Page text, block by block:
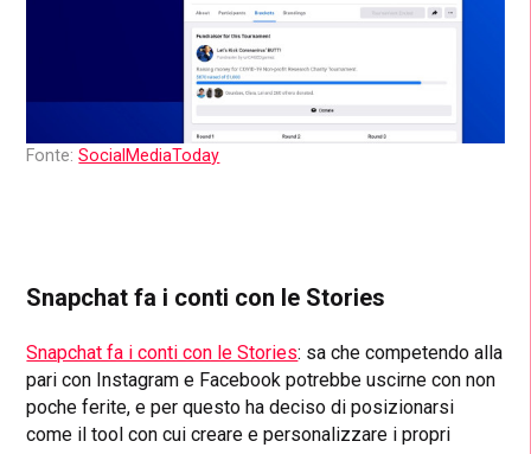
Fonte:SocialMediaToday
Snapchat fa i conti con le Stories
Snapchat fa i conti con le Stories: sa che competendo alla
pari con Instagram e Facebook potrebbe uscirne con non
poche ferite, e per questo ha deciso di posizionarsi
come il tool con cui creare e personalizzare i propri